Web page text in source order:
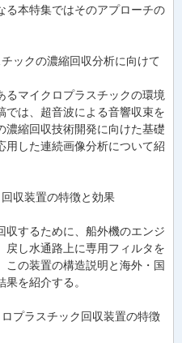
る本特集ではそのアプローチの
ックの濃縮回収分析に向けて
るマイクロプラスチックの環境
では、超音波による音響収束を
濃縮回収技術開発に向けた基礎
用した連続画像分析について紹
収装置の特徴と効果
収するために、船外機のエンジ
戻し水通路上に専用フィルタを
の装置の構造説明と海外・国
を紹介する。
プラスチック回収装置の特徴